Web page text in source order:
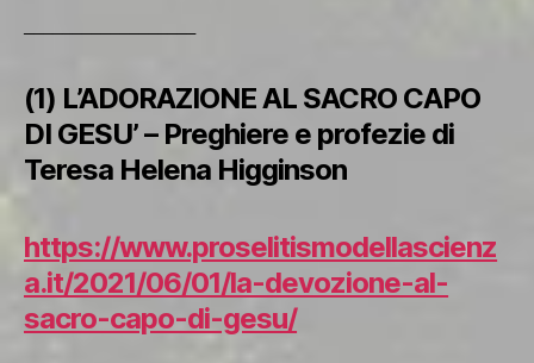
(1) L’ADORAZIONE AL SACRO CAPO
DI GESU’ – Preghiere e profezie di
Teresa Helena Higginson
https://www.proselitismodellascienz
a.it/2021/06/01/la-devozione-al-
sacro-capo-di-gesu/